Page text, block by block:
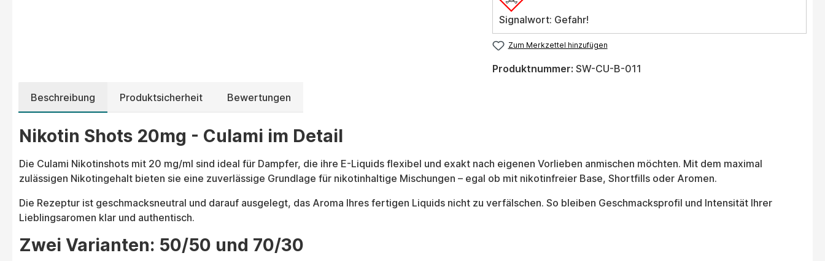
Signalwort: Gefahr!
Zum Merkzettel hinzufügen
Produktnummer:SW-CU-B-011
Beschreibung Produktsicherheit Bewertungen
Nikotin Shots 20mg - Culami im Detail
Die Culami Nikotinshots mit 20 mg/ml sind ideal für Dampfer, die ihre E-Liquids flexibel und exakt nach eigenen Vorlieben anmischen möchten. Mit dem maximal
zulässigen Nikotingehalt bieten sie eine zuverlässige Grundlage für nikotinhaltige Mischungen – egal ob mit nikotinfreier Base, Shortfills oder Aromen.
Die Rezeptur ist geschmacksneutral und darauf ausgelegt, das Aroma Ihres fertigen Liquids nicht zu verfälschen. So bleiben Geschmacksprofil und Intensität Ihrer
Lieblingsaromen klar und authentisch.
Zwei Varianten: 50/50 und 70/30